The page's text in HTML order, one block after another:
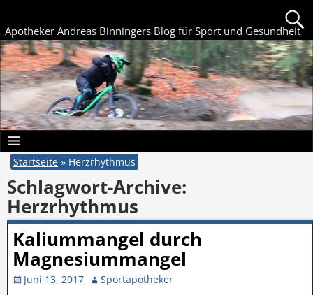
Apotheker Andreas Binningers Blog für Sport und Gesundheit
Startseite » Herzrhythmus
Schlagwort-Archive:
Herzrhythmus
Kaliummangel durch
Magnesiummangel
Juni 13, 2017
Sportapotheker